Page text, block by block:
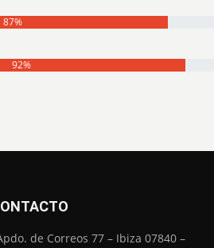
87%
92%
de Correos 77 – Ibiza 07840 –